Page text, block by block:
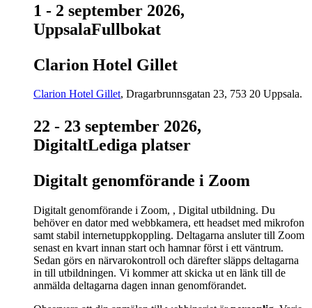
1 - 2 september 2026,
UppsalaFullbokat
Clarion Hotel Gillet
Clarion Hotel Gillet, Dragarbrunnsgatan 23, 753 20 Uppsala.
22 - 23 september 2026,
DigitaltLediga platser
Digitalt genomförande i Zoom
Digitalt genomförande i Zoom, , Digital utbildning. Du
behöver en dator med webbkamera, ett headset med mikrofon
samt stabil internetuppkoppling. Deltagarna ansluter till Zoom
senast en kvart innan start och hamnar först i ett väntrum.
Sedan görs en närvarokontroll och därefter släpps deltagarna
in till utbildningen. Vi kommer att skicka ut en länk till de
anmälda deltagarna dagen innan genomförandet.